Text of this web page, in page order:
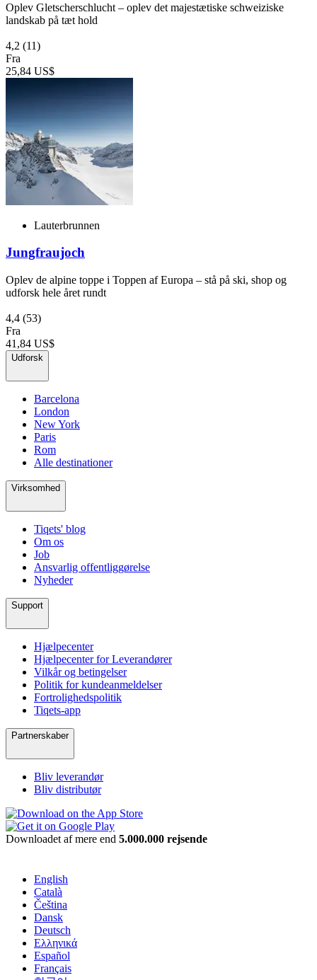
Oplev Gletscherschlucht – oplev det majestætiske schweiziske
landskab på tæt hold
4,2 (11)
Fra
25,84 US$
Lauterbrunnen
Jungfraujoch
Oplev de alpine toppe i Toppen af Europa – stå på ski, shop og
udforsk hele året rundt
4,4 (53)
Fra
41,84 US$
Udforsk
Barcelona
London
New York
Paris
Rom
Alle destinationer
Virksomhed
Tiqets' blog
Om os
Job
Ansvarlig offentliggørelse
Nyheder
Support
Hjælpecenter
Hjælpecenter for Leverandører
Vilkår og betingelser
Politik for kundeanmeldelser
Fortrolighedspolitik
Tiqets-app
Partnerskaber
Bliv leverandør
Bliv distributør
Downloadet af mere end 5.000.000 rejsende
English
Català
Čeština
Dansk
Deutsch
Ελληνικά
Español
Français